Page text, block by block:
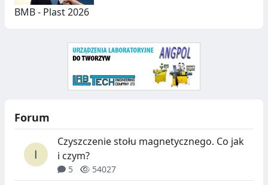
BMB - Plast 2026
Forum
Czyszczenie stołu magnetycznego. Co jak
i czym?
5 54027